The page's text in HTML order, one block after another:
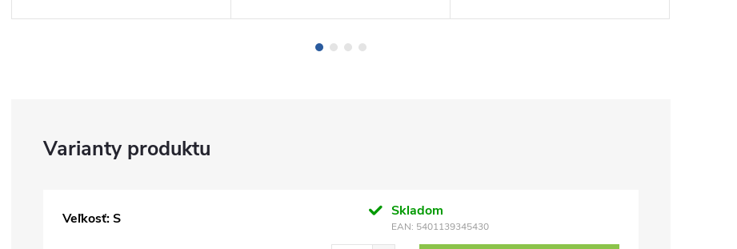
Veľkosť: S Skladom
EAN: 5401139345430